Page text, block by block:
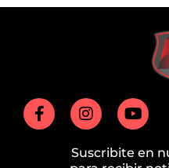
Suscribite en